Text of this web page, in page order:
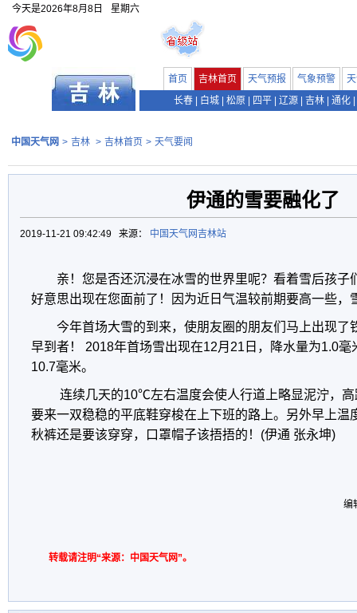
今天是2026年8月8日 星期六
首页 吉林首页 天气预报 气象预警
长春
白城 松原 四平 辽源 吉林 通化
中国天气网 > 吉林 > 吉林首页 > 天气要闻
伊通的雪要融化了
2019-11-21 09:42:49 来源： 中国天气网吉林站
亲！您是否还沉浸在冰雪的世界里呢？看着雪后孩子
好意思出现在您面前了！因为近日气温较前期要高一些，
今年首场大雪的到来，使朋友圈的朋友们马上出现了
早到者！ 2018年首场雪出现在12月21日，降水量为1.0
10.7毫米。
连续几天的10℃左右温度会使人行道上略显泥泞，
要来一双稳稳的平底鞋穿梭在上下班的路上。另外早上温
秋裤还是要该穿穿，口罩帽子该捂捂的！(伊通 张永坤)
编
转载请注明“来源：中国天气网”。